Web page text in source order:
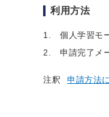
利用方法
個人学習モ
申請完了メ
注釈 申請方法